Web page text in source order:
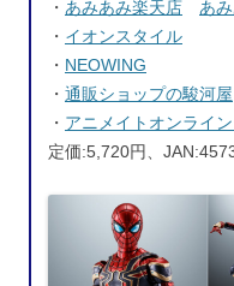
・ あみあみ楽天店
あ
・ イオンスタイル
・ NEOWING
・ 通販ショップの駿河屋
・ アニメイトオンライ
定価:5,720円、